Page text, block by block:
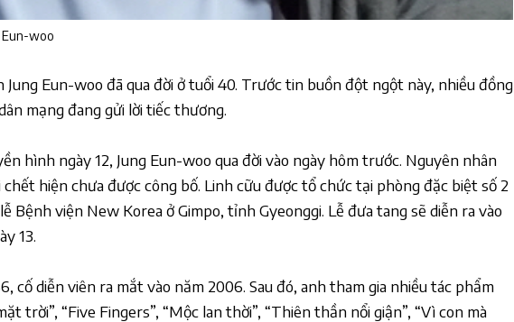
Eun-woo
Jung Eun-woo đã qua đời ở tuổi 40. Trước tin buồn đột ngột này, nhiều đồng
mạng đang gửi lời tiếc thương.
hình ngày 12, Jung Eun-woo qua đời vào ngày hôm trước. Nguyên nhân
chết hiện chưa được công bố. Linh cữu được tổ chức tại phòng đặc biệt số 2
Bệnh viện New Korea ở Gimpo, tỉnh Gyeonggi. Lễ đưa tang sẽ diễn ra vào
13.
cố diễn viên ra mắt vào năm 2006. Sau đó, anh tham gia nhiều tác phẩm
trời”, “Five Fingers”, “Mộc lan thời”, “Thiên thần nổi giận”, “Vì con mà